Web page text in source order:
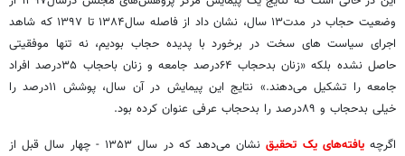
وضعیت حجاب در مدت۱۳ سال، نشان داد از فاصله سال۱۳۸۴ تا ۱۳۹۷ که شاهد
اجرای سیاست های سخت در برخورد با پدیده حجاب بودیم، نه تنها موفقیتی
حاصل نشده بلکه «زنان بدحجاب ۶۴درصد جامعه و زنان باحجاب ۳۵درصد افراد
جامعه را تشکیل می‌دهند.» نتایج این پیمایش در آن سال، پوشش ۱۱درصد را
خیلی بدحجاب و ۸۹درصد را بدحجاب عرفی عنوان کرده بود.
اگرچهیافته‌های یک تحقیق
نشان می‌دهد که در سال ۱۳۵۳ - چهار سال قبل از